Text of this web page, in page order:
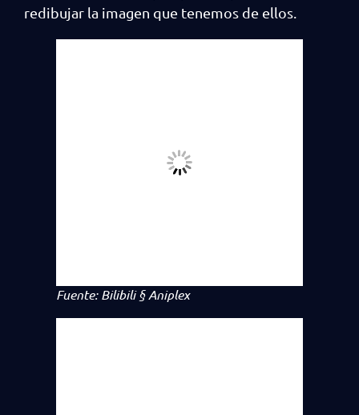
redibujar la imagen que tenemos de ellos.
Fuente: Bilibili § Aniplex